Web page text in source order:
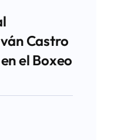
Castro
el Boxeo